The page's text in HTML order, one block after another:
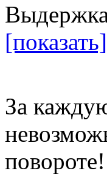
[показать]
За
повороте!